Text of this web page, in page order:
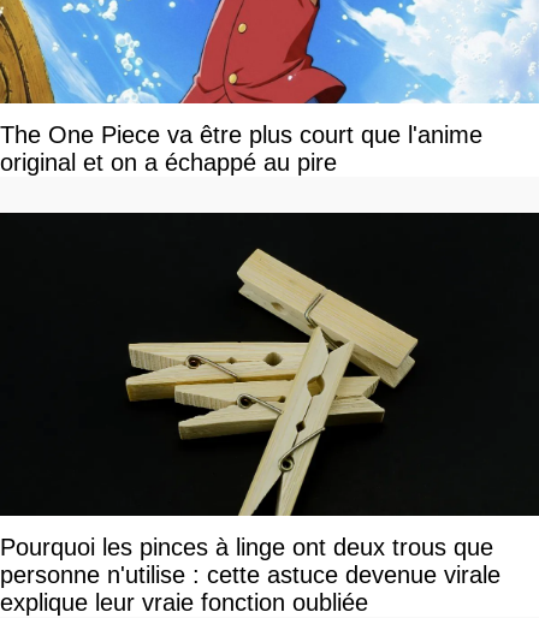
The One Piece va être plus court que l'anime
original et on a échappé au pire
Pourquoi les pinces à linge ont deux trous que
personne n'utilise : cette astuce devenue virale
explique leur vraie fonction oubliée